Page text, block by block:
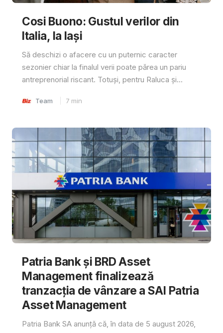
Cosi Buono: Gustul verilor din
Italia, la Iași
Să deschizi o afacere cu un puternic caracter
sezonier chiar la finalul verii poate părea un pariu
antreprenorial riscant. Totuși, pentru Raluca și...
Team 7 min
Patria Bank și BRD Asset
Management finalizează
tranzacția de vânzare a SAI Patria
Asset Management
Patria Bank SA anunță că, în data de 5 august 2026,